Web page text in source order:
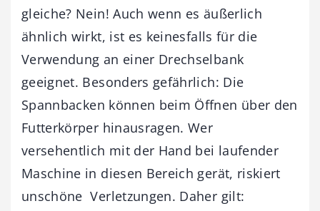
gleiche? Nein! Auch wenn es äußerlich
ähnlich wirkt, ist es keinesfalls für die
Verwendung an einer Drechselbank
geeignet. Besonders gefährlich: Die
Spannbacken können beim Öffnen über den
Futterkörper hinausragen. Wer
versehentlich mit der Hand bei laufender
Maschine in diesen Bereich gerät, riskiert
unschöne Verletzungen. Daher gilt: